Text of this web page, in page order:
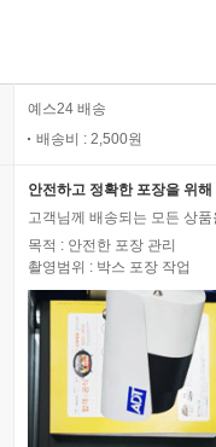
예스24 배송
배송비 : 2,500원
안전하고 정확한 포장을 위
고객님께 배송되는 모든 상
목적 : 안전한 포장 관리
촬영범위 : 박스 포장 작업